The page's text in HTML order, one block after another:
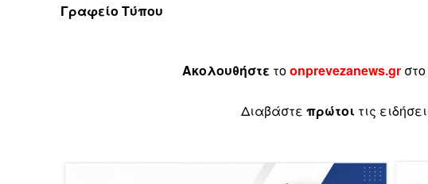
Γραφείο Τύπου
Ακολουθήστε τοonprevezanews.grστο
Διαβάστε πρώτοι τις